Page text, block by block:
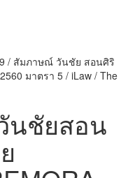
/ สัมภาษณ์ วันชัย สอนศิริ
มาตรา 5 / iLaw / The
นชัยสอน